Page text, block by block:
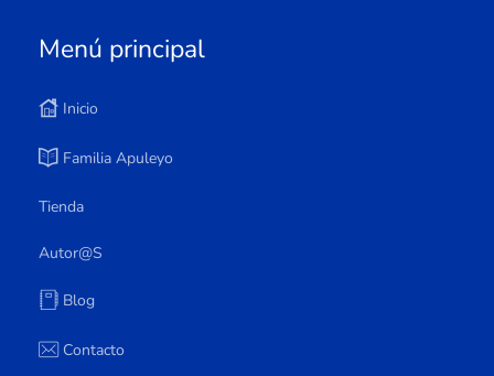
Menú principal
Inicio
Familia Apuleyo
Tienda
Autor@s
Blog
Contacto